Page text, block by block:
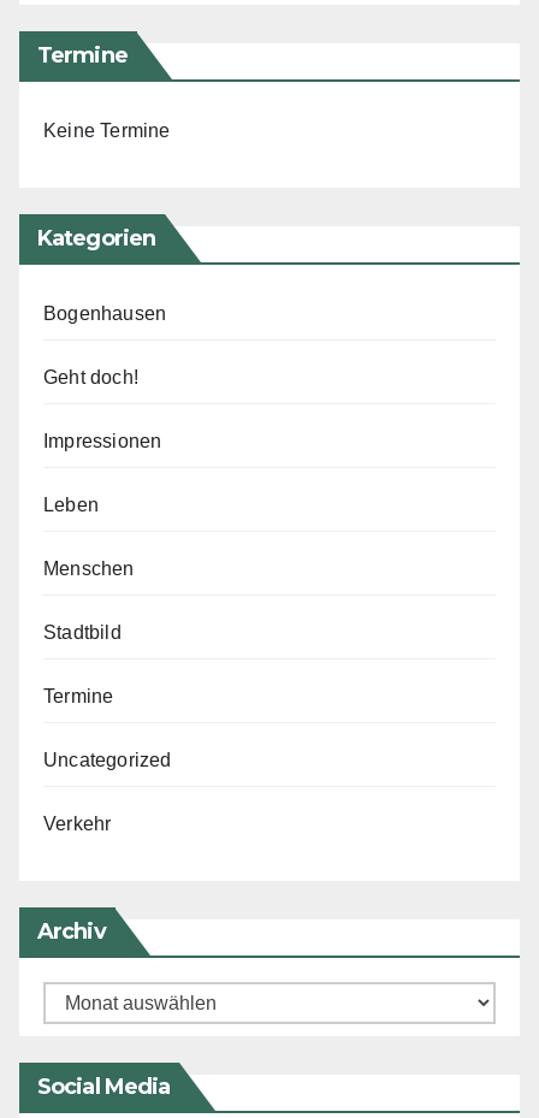
Termine
Keine Termine
Kategorien
Bogenhausen
Geht doch!
Impressionen
Leben
Menschen
Stadtbild
Termine
Uncategorized
Verkehr
Archiv
Archiv
Social Media